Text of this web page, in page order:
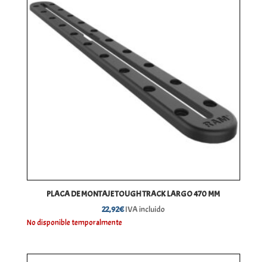
PLACA DE MONTAJE TOUGH TRACK LARGO 470 MM
22,92€IVA incluido
No disponible temporalmente